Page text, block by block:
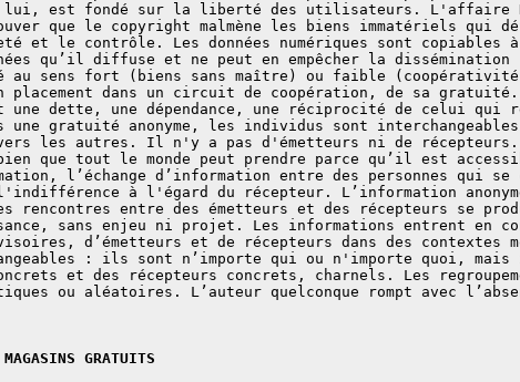
est fondé sur la liberté des utilisateurs. L'affaire
que le copyright malmène les biens immatériels qui
et le contrôle. Les données numériques sont
qu’il diffuse et ne peut en empêcher la dissémination
au sens fort (biens sans maître) ou faible
dans un circuit de coopération, de sa gratuité.
une dette, une dépendance, une réciprocité de celui
une gratuité anonyme, les individus sont
les autres. Il n'y a pas d'émetteurs ni de récepteurs.
que tout le monde peut prendre parce qu’il est
l’échange d’information entre des personnes qui se
à l'égard du récepteur. L’information
rencontres entre des émetteurs et des récepteurs se
sans enjeu ni projet. Les informations entrent en
d’émetteurs et de récepteurs dans des contextes
: ils sont n’importe qui ou n'importe quoi, mais
et des récepteurs concrets, charnels. Les
ou aléatoires. L’auteur quelconque rompt avec
GRATUITS